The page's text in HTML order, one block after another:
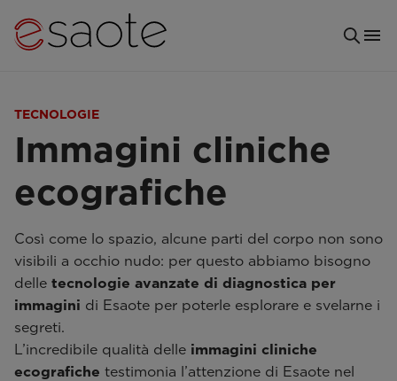
TECNOLOGIE
Immagini cliniche
ecografiche
Così come lo spazio, alcune parti del corpo non sono
visibili a occhio nudo: per questo abbiamo bisogno
delle tecnologie avanzate di diagnostica per
immagini di Esaote per poterle esplorare e svelarne i
segreti.
L’incredibile qualità delle immagini cliniche
ecografiche testimonia l’attenzione di Esaote nel